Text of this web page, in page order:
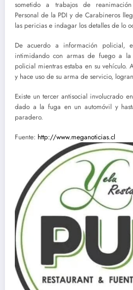
sometido a trabajos de
Personal de la PDI y de Carabineros
las pericias e indagar los detalles de lo
De acuerdo a información policial,
intimidando con armas de fuego a
policial mientras estaba en su vehículo.
y hace uso de su arma de servicio,
Existe un tercer antisocial involucrado
dado a la fuga en un automóvil y
paradero.
Fuente: http://www.meganoticias.cl